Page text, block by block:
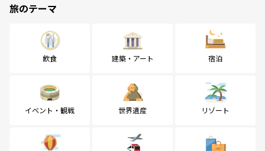
旅のテーマ
飲食 建築・アート 宿泊
イベント・観戦 世界遺産 リゾート